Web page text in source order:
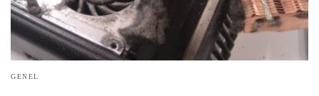
GENEL